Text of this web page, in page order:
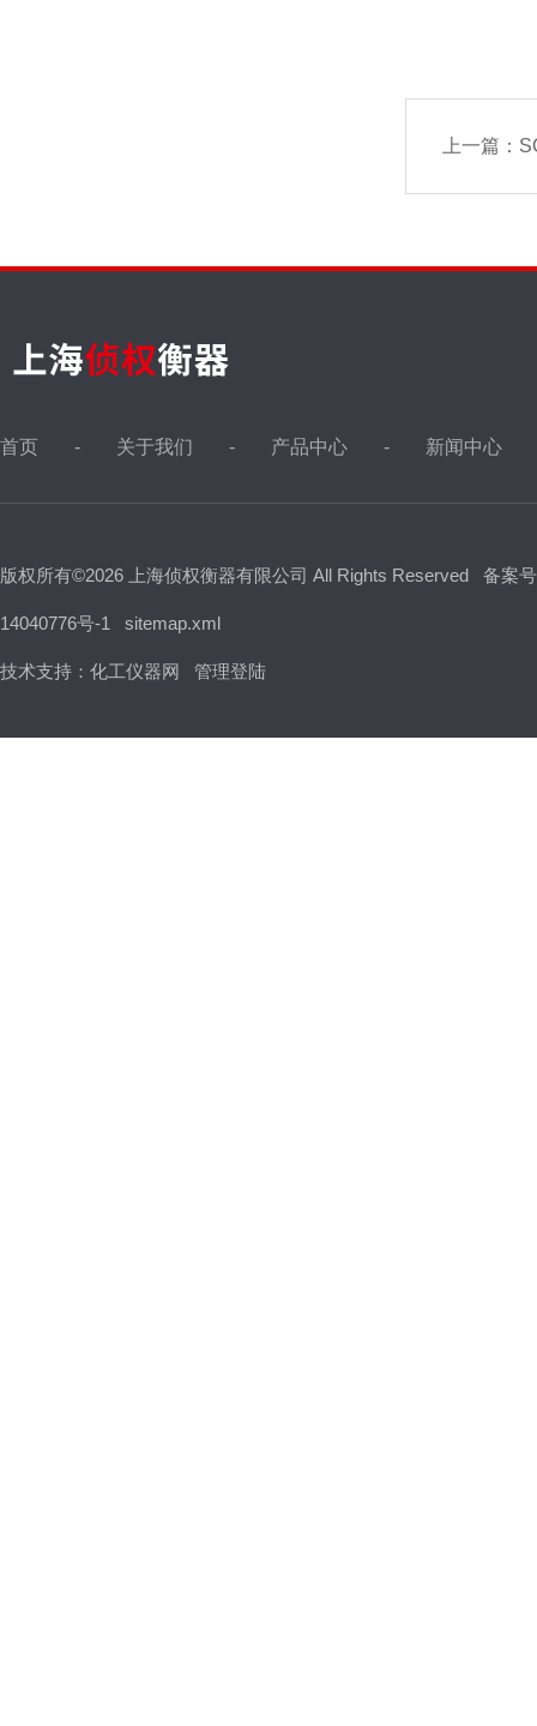
上一篇：
首页 关于我们 产品中心 新闻中心
版权所有©2026 上海侦权衡器有限公司 All Rights Reserved 备案
14040776号-1 sitemap.xml
技术支持： 化工仪器网 管理登陆